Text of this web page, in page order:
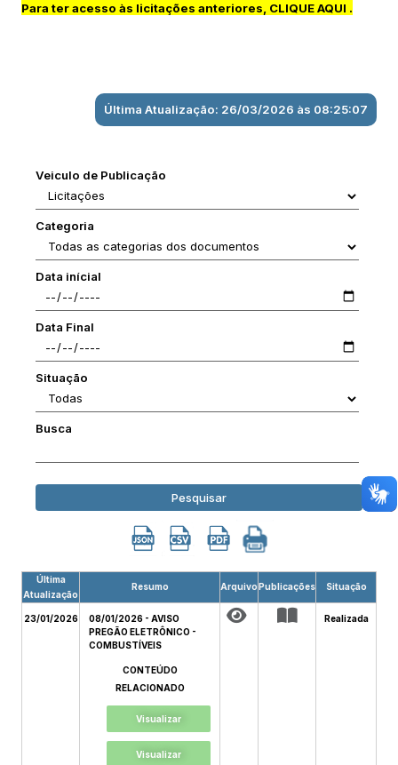
Para ter acesso às licitações anteriores, CLIQUE AQUI .
Última Atualização: 26/03/2026 às 08:25:07
Veiculo de Publicação
Categoria
Data inícial
Data Final
Situação
Busca
Pesquisar
Última
Atualização
Resumo ArquivoPublicações Situação
23/01/2026
08/01/2026 - AVISO
PREGÃO ELETRÔNICO -
COMBUSTÍVEIS
CONTEÚDO
RELACIONADO
Visualizar
Visualizar
Realizada